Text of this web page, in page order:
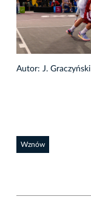
Autor: J. Graczyński
Wznów